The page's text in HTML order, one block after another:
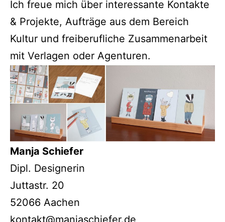
Ich freue mich über interessante Kontakte
& Projekte, Aufträge aus dem Bereich
Kultur und freiberufliche Zusammenarbeit
mit Verlagen oder Agenturen.
Manja Schiefer
Dipl. Designerin
Juttastr. 20
52066 Aachen
kontakt@manjaschiefer.de